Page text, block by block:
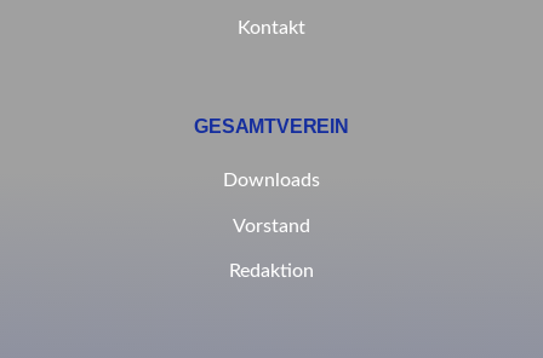
Kontakt
GESAMTVEREIN
Downloads
Vorstand
Redaktion